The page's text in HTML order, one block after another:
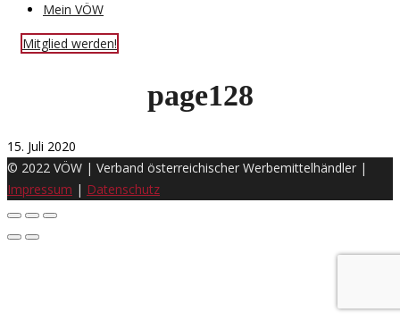
Mein VÖW
Mitglied werden!
page128
15. Juli 2020
© 2022 VÖW | Verband österreichischer Werbemittelhändler |
Impressum | Datenschutz